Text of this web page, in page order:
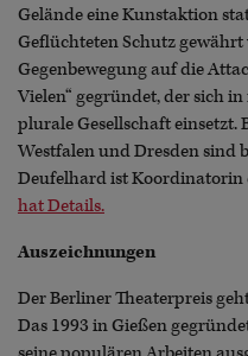
Gelände eine Kunstaktion
Geflüchteten Schutz gewährt
Gegenbewegung auf die
Vielen“ gegründet, der sich
plurale Gesellschaft
Westfalen und Dresden sind
Deufelhard ist Koordinatorin
hat Details.
Auszeichnungen
Der Berliner Theaterpreis
Das 1993 in Gießen